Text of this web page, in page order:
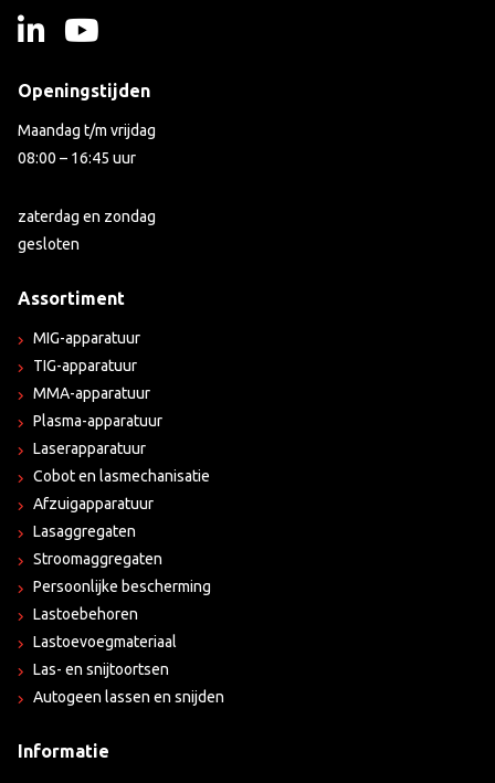
Openingstijden
Maandag t/m vrijdag
08:00 – 16:45 uur
zaterdag en zondag
gesloten
Assortiment
MIG-apparatuur
TIG-apparatuur
MMA-apparatuur
Plasma-apparatuur
Laserapparatuur
Cobot en lasmechanisatie
Afzuigapparatuur
Lasaggregaten
Stroomaggregaten
Persoonlijke bescherming
Lastoebehoren
Lastoevoegmateriaal
Las- en snijtoortsen
Autogeen lassen en snijden
Informatie